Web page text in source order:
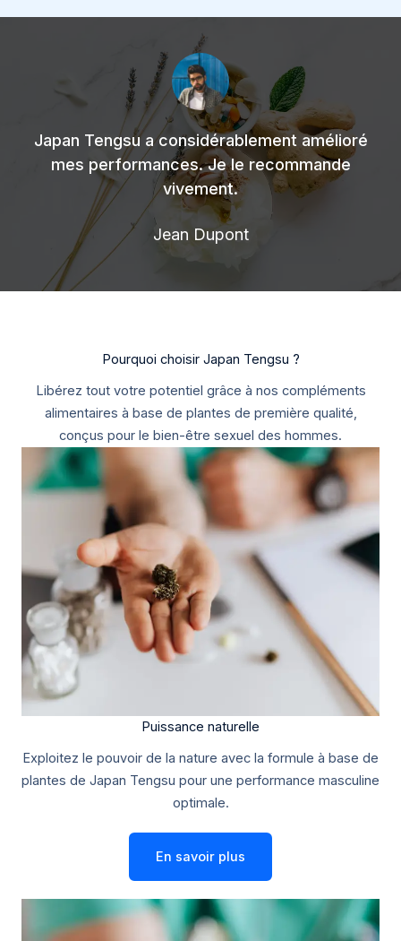
Japan Tengsu a considérablement amélioré
mes performances. Je le recommande
vivement.
Jean Dupont
Pourquoi choisir Japan Tengsu ?
Libérez tout votre potentiel grâce à nos compléments
alimentaires à base de plantes de première qualité,
conçus pour le bien-être sexuel des hommes.
Puissance naturelle
Exploitez le pouvoir de la nature avec la formule à base de
plantes de Japan Tengsu pour une performance masculine
optimale.
En savoir plus